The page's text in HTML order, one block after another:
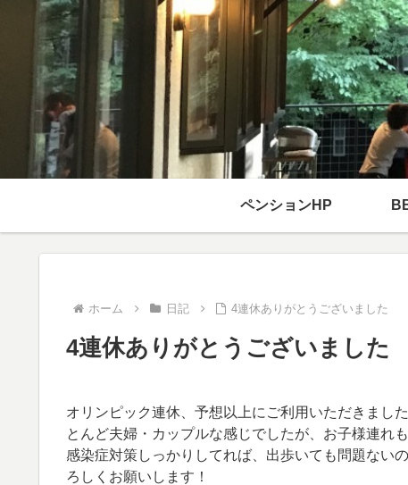
ペンションHP
ホーム 日記 4連休ありがとうございました
4連休ありがとうございました
オリンピック連休、予想以上にご利用いただきまし
とんど夫婦・カップルな感じでしたが、お子様連れ
感染症対策しっかりしてれば、出歩いても問題ない
ろしくお願いします！